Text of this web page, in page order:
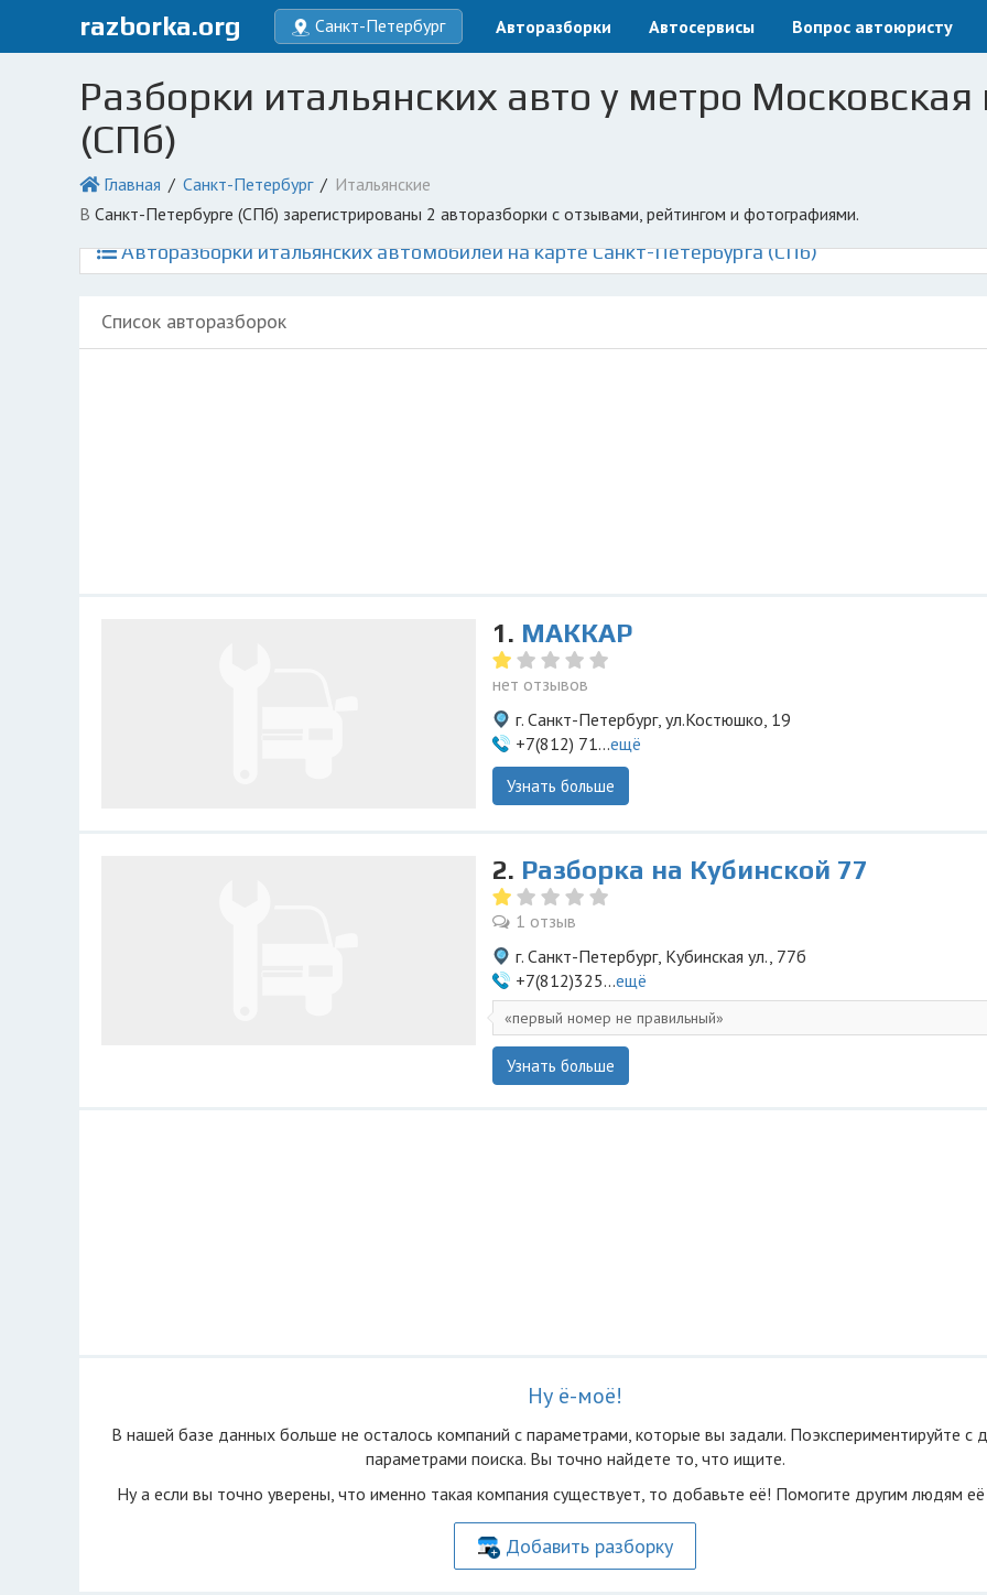
razborka.org Санкт-Петербург Авторазборки Автосервисы Вопрос автоюристу
Разборки итальянских авто у метро Московская
(СПб)
Главная Санкт-Петербург
Итальянские
в Санкт-Петербурге (СПб) зарегистрированы 2 авторазборки с отзывами, рейтингом и фотографиями.
Авторазборки итальянских автомобилей на карте Санкт-Петербурга (СПб)
Список авторазборок
1. МАККАР
нет отзывов
г. Санкт-Петербург, ул.Костюшко, 19
+7(812) 71...ещё
Узнать больше
2. Разборка на Кубинской 77
1 отзыв
г. Санкт-Петербург, Кубинская ул., 77б
+7(812)325...ещё
первый номер не правильный
Узнать больше
Ну ё-моё!
В нашей базе данных больше не осталоcь компаний с параметрами, которые вы задали. Поэкспериментируйте с
параметрами поиска. Вы точно найдете то, что ищите.
Ну а если вы точно уверены, что именно такая компания существует, то добавьте её! Помогите другим людям
Добавить разборку